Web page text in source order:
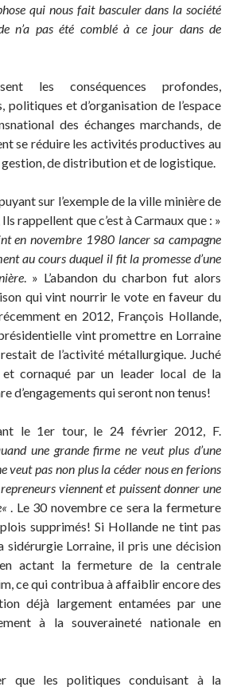
qui nous fait basculer dans la société
n’a pas été comblé à ce jour dans de
les conséquences profondes,
politiques et d’organisation de l’espace
des échanges marchands, de
se réduire les activités productives au
de distribution et de logistique.
sur l’exemple de la ville minière de
rappellent que c’est à Carmaux que : »
en novembre 1980 lancer sa campagne
au cours duquel il fit la promesse d’une
. » L’abandon du charbon fut alors
qui vint nourrir le vote en faveur du
en 2012, François Hollande,
vint promettre en Lorraine
de l’activité métallurgique. Juché
cornaqué par un leader local de la
d’engagements qui seront non tenus!
le 1er tour, le 24 février 2012, F.
une grande firme ne veut plus d’une
veut pas non plus la céder nous en ferions
viennent et puissent donner une
«
. Le 30 novembre ce sera la fermeture
supprimés! Si Hollande ne tint pas
sidérurgie Lorraine, il pris une décision
actant la fermeture de la centrale
ce qui contribua à affaiblir encore des
déjà largement entamées par une
à la souveraineté nationale en
que les politiques conduisant à la